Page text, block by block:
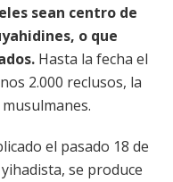
sean centro de
o que
Hasta la fecha el
2.000 reclusos, la
el pasado 18 de
se produce